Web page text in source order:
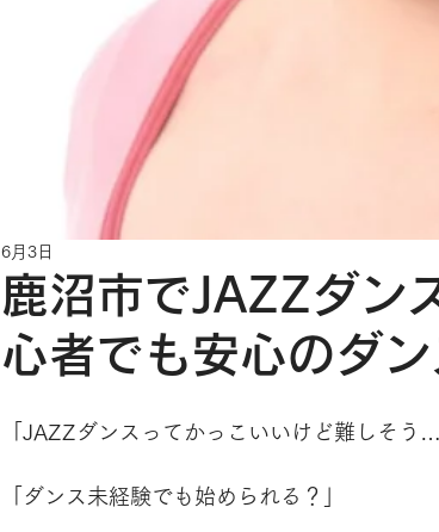
鹿沼市でJAZZダン
心者でも安心のダ
6月3日
「JAZZダンスってかっこいいけど難しそう…
「ダンス未経験でも始められる？」